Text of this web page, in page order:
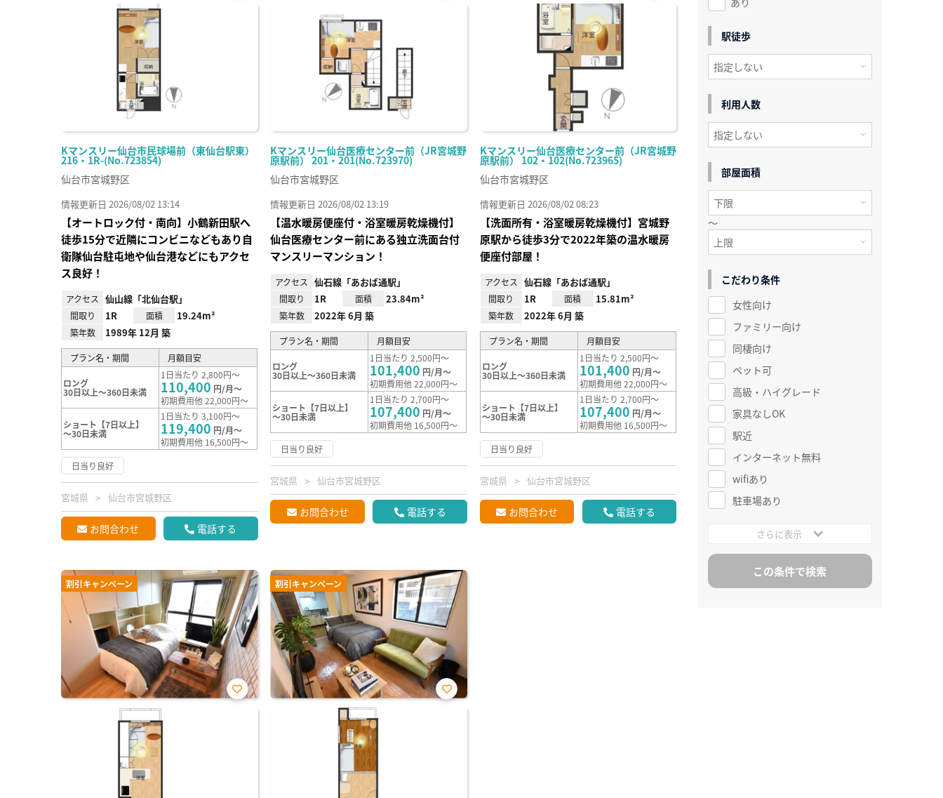
Kマンスリー仙台市民球場前（東仙台駅東）
216・1R-(No.723854)
仙台市宮城野区
情報更新日 2026/08/02 13:14
【オートロック付・南向】小鶴新田駅へ
徒歩15分で近隣にコンビニなどもあり自
衛隊仙台駐屯地や仙台港などにもアクセ
ス良好！
アクセス 仙山線「北仙台駅」
間取り 1R 面積 19.24m²
築年数 1989年 12月 築
プラン名・期間 月額目安
ロング
30日以上～360日未満
1日当たり 2,800円～
110,400 円/月～
初期費用他 22,000円～
ショート【7日以上】
～30日未満
1日当たり 3,100円～
119,400 円/月～
初期費用他 16,500円～
日当り良好
宮城県 仙台市宮城野区
お問合わせ 電話する
Kマンスリー仙台医療センター前（JR宮城野
原駅前） 201・201(No.723970)
仙台市宮城野区
情報更新日 2026/08/02 13:19
【温水暖房便座付・浴室暖房乾燥機付】
仙台医療センター前にある独立洗面台付
マンスリーマンション！
アクセス 仙石線「あおば通駅」
間取り 1R 面積 23.84m²
築年数 2022年 6月 築
プラン名・期間 月額目安
ロング
30日以上～360日未満
1日当たり 2,500円～
101,400 円/月～
初期費用他 22,000円～
ショート【7日以上】
～30日未満
1日当たり 2,700円～
107,400 円/月～
初期費用他 16,500円～
日当り良好
宮城県 仙台市宮城野区
お問合わせ 電話する
Kマンスリー仙台医療センター前（JR宮城野
原駅前） 102・102(No.723965)
仙台市宮城野区
情報更新日 2026/08/02 08:23
【洗面所有・浴室暖房乾燥機付】宮城野
原駅から徒歩3分で2022年築の温水暖房
便座付部屋！
アクセス 仙石線「あおば通駅」
間取り 1R 面積 15.81m²
築年数 2022年 6月 築
プラン名・期間 月額目安
ロング
30日以上～360日未満
1日当たり 2,500円～
101,400 円/月～
初期費用他 22,000円～
ショート【7日以上】
～30日未満
1日当たり 2,700円～
107,400 円/月～
初期費用他 16,500円～
日当り良好
宮城県 仙台市宮城野区
お問合わせ 電話する
割引キャンペーン
お気
割引キャンペーン
お気
駅徒歩
利用人数
部屋面積
～
こだわり条件
女性向け
ファミリー向け
同棲向け
ペット可
高級・ハイグレード
家具なしOK
駅近
インターネット無料
wifiあり
駐車場あり
さらに表示